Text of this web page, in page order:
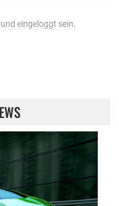
eingeloggt sein.